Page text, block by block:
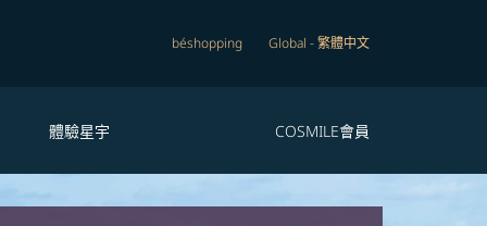
béshopping Global -繁體中文
體驗星宇 COSMILE會員